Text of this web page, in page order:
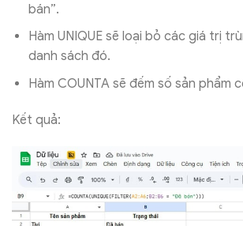
bán”.
Hàm UNIQUE sẽ loại bỏ các giá trị
danh sách đó.
Hàm COUNTA sẽ đếm số sản phẩm
Kết quả: